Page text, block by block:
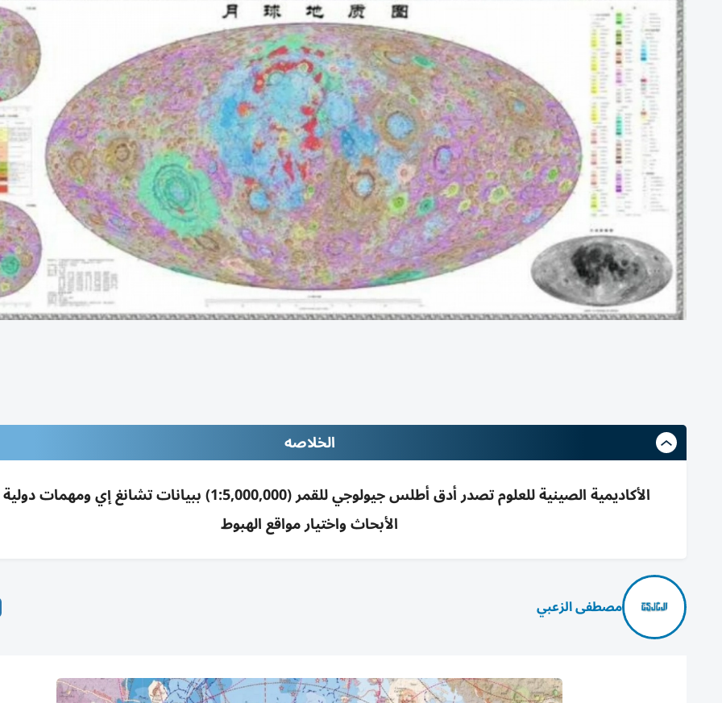
الخلاصه
الأكاديمية الصينية للعلوم تصدر أدق أطلس جيولوجي للقمر (1:5,000,000) ببيانات تشانغ إي
الأبحاث واختيار مواقع الهبوط
مصطفى الزعبي